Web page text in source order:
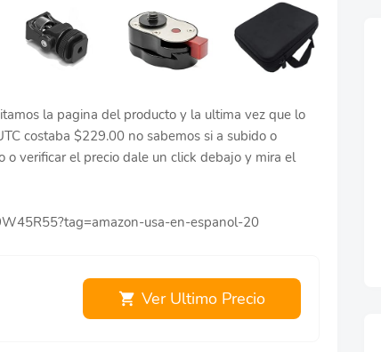
la pagina del producto y la ultima vez que lo
costaba $229.00 no sabemos si a subido o
o verificar el precio dale un click debajo y mira el
usa-en-espanol-20
Ver Ultimo Precio